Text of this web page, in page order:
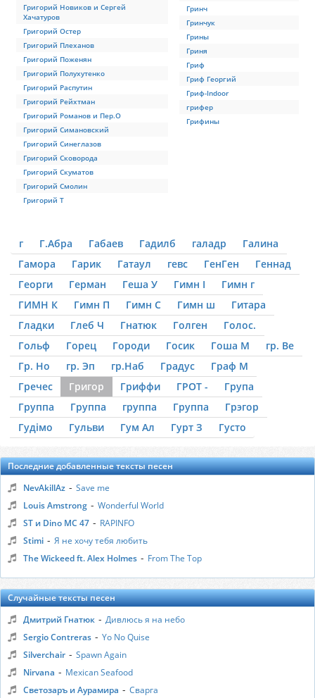
Григорий Новиков и Сергей
Хачатуров
Григорий Остер
Григорий Плеханов
Григорий Поженян
Григорий Полухутенко
Григорий Распутин
Григорий Рейхтман
Григорий Романов и Пер.О
Григорий Симановский
Григорий Синеглазов
Григорий Сковорода
Григорий Скуматов
Григорий Смолин
Григорий Т
Гринч
Гринчук
Грины
Гриня
Гриф
Гриф Георгий
Гриф-Indoor
грифер
Грифины
г Г.Абра Габаев Гадилб галадр
Галина
Гамора
Гарик Гатаул гевс ГенГен
Геннад
Георги
Герман Геша У Гимн I
Гимн г
ГИМН К
Гимн П Гимн С Гимн ш
Гитара
Гладки
Глеб Ч Гнатюк Голген
Голос.
Гольф
Горец Городи Госик Гоша М
гр. Ве
Гр. Но
гр. Эп гр.Наб Градус
Граф М
Гречес
Григор Гриффи ГРОТ -
Група
Группа
Группа группа Группа
Грэгор
Гудімо
Гульви Гум Ал Гурт З Густо
Последние добавленные тексты песен
NevAkillAz - Save me
Louis Amstrong - Wonderful World
ST и Dino MC 47 - RAPINFO
Stimi - Я не хочу тебя любить
The Wickeed ft. Alex Holmes - From The Top
Случайные тексты песен
Дмитрий Гнатюк - Дивлюсь я на небо
Sergio Contreras - Yo No Quise
Silverchair - Spawn Again
Nirvаnа - Mexican Seafood
Светозаръ и Аурамира - Сварга